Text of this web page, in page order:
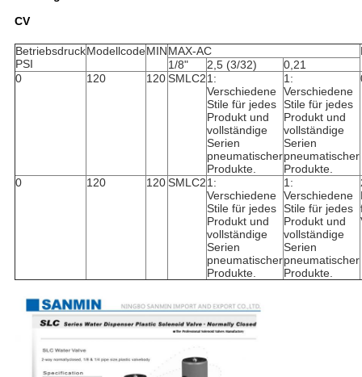
CV
Betriebsdruck
PSI
ModellcodeMINMAX-AC
1/8"
2,5 (3/32)
0,21
0
120 120SMLC21:
Verschiedene
Stile für jedes
Produkt und
vollständige
Serien
pneumatischer
Produkte.
1:
Verschiedene
Stile für jedes
Produkt und
vollständige
Serien
pneumatischer
Produkte.
0 120 120SMLC21:
Verschiedene
Stile für jedes
Produkt und
vollständige
Serien
pneumatischer
Produkte.
1:
Verschiedene
Stile für jedes
Produkt und
vollständige
Serien
pneumatischer
Produkte.